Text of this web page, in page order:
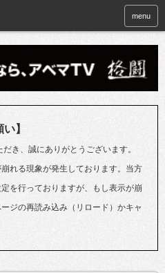
menu
】
き、誠にありがとうございます。
れる現象が発生しております。当方
を行っておりますが、もし表示が崩
ジの再読み込み（リロード）かキャ